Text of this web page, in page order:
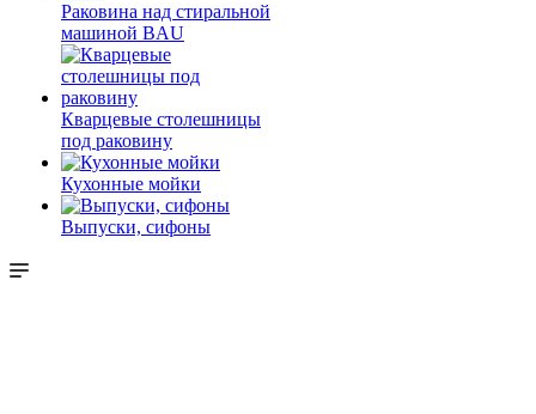
Раковина над стиральной
машиной BAU
Кварцевые столешницы
под раковину
Кухонные мойки
Выпуски, сифоны